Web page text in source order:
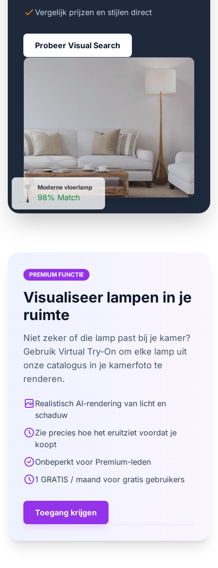
Vergelijk prijzen en stijlen direct
Probeer Visual Search
Moderne vloerlamp
98% Match
PREMIUM FUNCTIE
Visualiseer lampen in je
ruimte
Niet zeker of die lamp past bij je kamer?
Gebruik Virtual Try-On om elke lamp uit
onze catalogus in je kamerfoto te
renderen.
Realistisch AI-rendering van licht en
schaduw
Zie precies hoe het eruitziet voordat je
koopt
Onbeperkt voor Premium-leden
1 GRATIS / maand voor gratis gebruikers
Toegang krijgen